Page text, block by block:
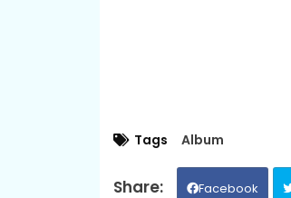
Tags Album
Facebook